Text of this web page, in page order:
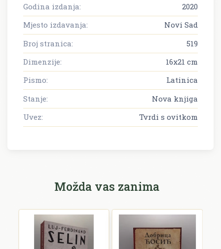
Godina izdanja:
2020
Mjesto izdavanja:
Novi Sad
Broj stranica:
519
Dimenzije:
16x21 cm
Pismo:
Latinica
Stanje:
Nova knjiga
Uvez:
Tvrdi s ovitkom
Možda vas zanima